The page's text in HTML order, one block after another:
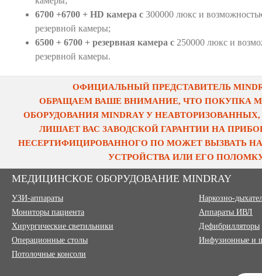
6700 +6700 + HD камера с 300000 люкс и
резервной камеры;
6500 + 6700 + резервная камера с 250000 люкс и
резервной камеры.
ОФИЦИАЛЬНЫЙ ПРЕДСТАВИТЕЛЬ
ОБРАЩАЕМ ВАШЕ ВНИМАНИЕ, ЧТО ПОКУПКА
ОБОРУДОВАНИЯ MINDRAY У
ЛИШАЕТ ВАС ЗАВОДСКОЙ ГАРАНТИИ НА
НЕСЕРТИФИЦИРОВАННОГО ПО МОЖЕТ ВЫЗВАТЬ
УСТРОЙСТВА ИЛИ ЕГО
МЕДИЦИНСКОЕ ОБОРУДОВАНИЕ MINDRAY
УЗИ-аппараты
Мониторы пациента
Хирургические светильники
Операционные столы
Потолочные консоли
Наркозно-
Аппараты ИВЛ
Дефибрилляторы
Инфузионные и